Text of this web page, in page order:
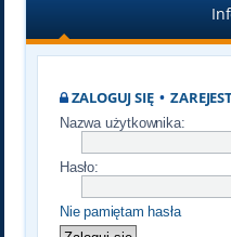
ZALOGUJ SIĘ•
Nazwa użytkownika:
Hasło:
Nie pamiętam hasła